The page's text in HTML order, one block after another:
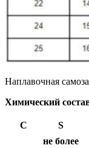
Наплавочная
Химический
C S
не более